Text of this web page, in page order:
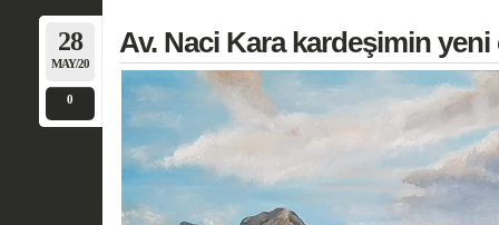
28
MAY/20
0
Av. Naci Kara kardeşimin yeni